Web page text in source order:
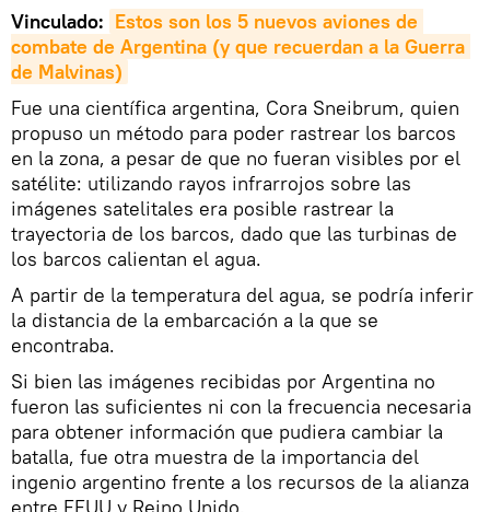
Vinculado: Estos son los 5 nuevos aviones de
combate de Argentina (y que recuerdan a la Guerra
de Malvinas)
Fue una científica argentina, Cora Sneibrum, quien
propuso un método para poder rastrear los barcos
en la zona, a pesar de que no fueran visibles por el
satélite: utilizando rayos infrarrojos sobre las
imágenes satelitales era posible rastrear la
trayectoria de los barcos, dado que las turbinas de
los barcos calientan el agua.
A partir de la temperatura del agua, se podría inferir
la distancia de la embarcación a la que se
encontraba.
Si bien las imágenes recibidas por Argentina no
fueron las suficientes ni con la frecuencia necesaria
para obtener información que pudiera cambiar la
batalla, fue otra muestra de la importancia del
ingenio argentino frente a los recursos de la alianza